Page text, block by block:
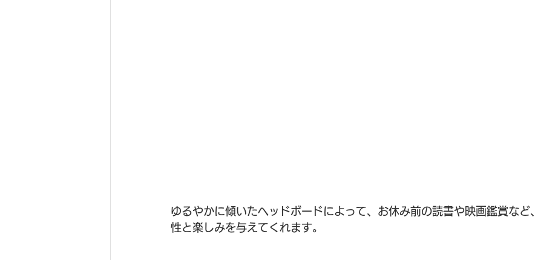
ゆるやかに傾いたヘッドボードによって、お休み前の読書や映画鑑賞など
性と楽しみを与えてくれます。